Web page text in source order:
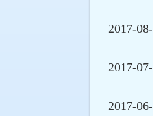
2017-
2017-
2017-